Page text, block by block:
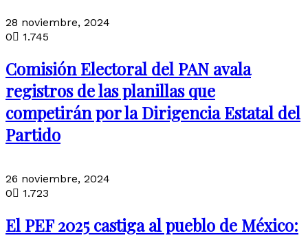
28 noviembre, 2024
0
1.745
Comisión Electoral del PAN avala
registros de las planillas que
competirán por la Dirigencia Estatal del
Partido
26 noviembre, 2024
0
1.723
El PEF 2025 castiga al pueblo de México: